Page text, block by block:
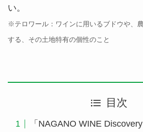
い。
※テロワール：ワインに用いるブドウや、
する、その土地特有の個性のこと
目次
「NAGANO WINE